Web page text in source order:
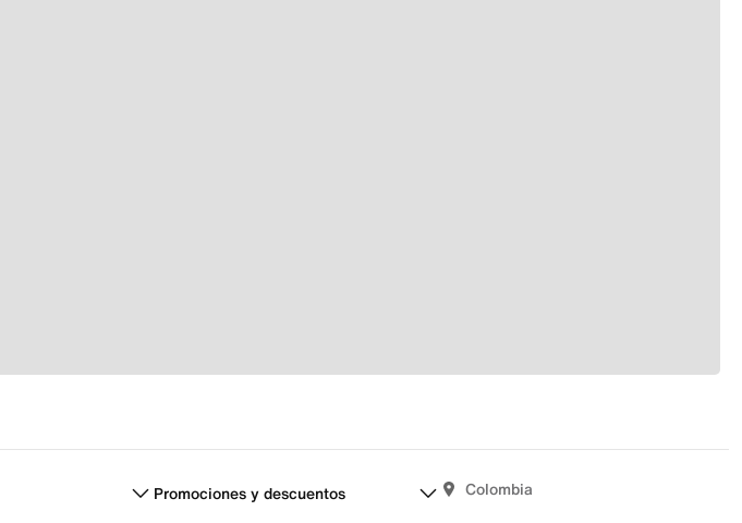
Promociones y descuentos Colombia